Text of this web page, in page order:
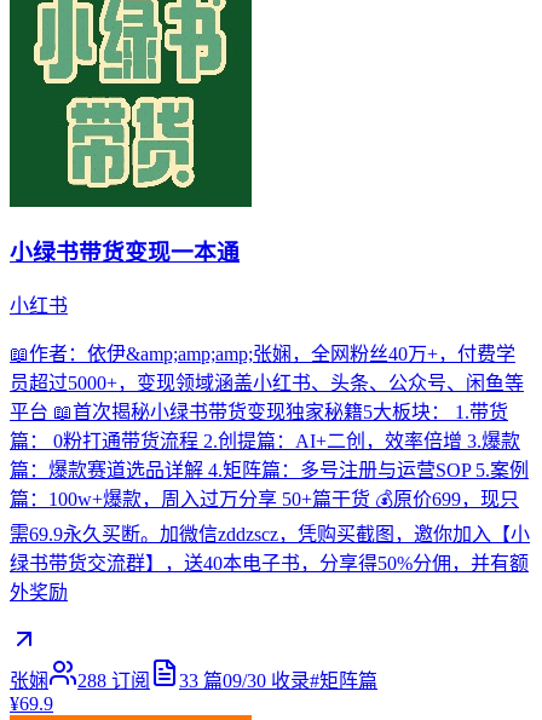
小绿书带货变现一本通
小红书
📖作者：依伊&amp;amp;amp;张娴，全网粉丝40万+，付费学
员超过5000+，变现领域涵盖小红书、头条、公众号、闲鱼等
平台 📖首次揭秘小绿书带货变现独家秘籍5大板块： 1.带货
篇： 0粉打通带货流程 2.创提篇：AI+二创，效率倍增 3.爆款
篇：爆款赛道选品详解 4.矩阵篇：多号注册与运营SOP 5.案例
篇：100w+爆款，周入过万分享 50+篇干货 💰原价699，现只
需69.9永久买断。加微信zddzscz，凭购买截图，邀你加入【小
绿书带货交流群】，送40本电子书，分享得50%分佣，并有额
外奖励
张娴 288 订阅 33 篇09/30 收录#矩阵篇
¥69.9